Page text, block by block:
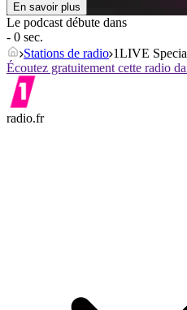
En savoir plus
Le podcast débute dans
- 0 sec.
Stations de radio 1LIVE
Écoutez gratuitement cette radio
radio.fr